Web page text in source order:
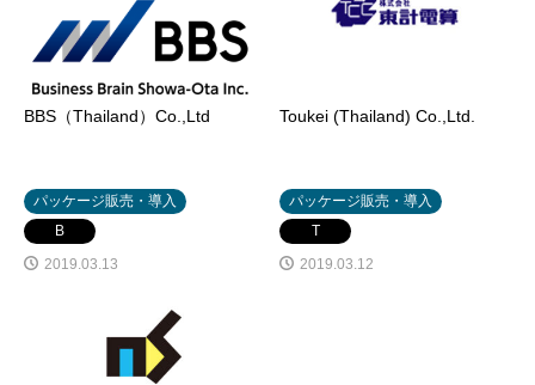
BBS（Thailand）Co.,Ltd
パッケージ販売・導入
B
2019.03.13
Toukei (Thailand) Co.,Ltd.
パッケージ販売・導入
T
2019.03.12